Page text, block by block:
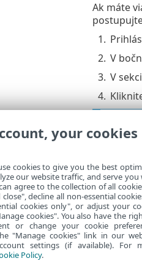
Ak máte
1.
2. V
3. V
4.
Ak
6. Akciu
7.
your cookies
cookies to give you the best
our website traffic, and serve you
agree to the collection of all
decline all non-essential
cookies only", or adjust your
cookies". You also have the
or change your cookie
"Manage cookies" link in our
settings (if available). For
Policy.